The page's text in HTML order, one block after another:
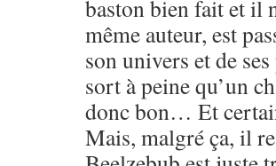
baston bien fait et il
même auteur, est
son univers et de
sort à peine qu’un
donc bon… Et
Mais, malgré ça, il